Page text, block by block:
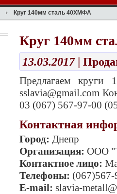
Круг 140мм сталь 40ХМФА
Круг 140мм
13.03.2017|
Предлагаем круги
sslavia@gmail.com
03 (067) 567-97-00
Контактная
Город: Днепр
Организация: ООО
Контактное лицо:
Телефоны:
E-mail: slavia-